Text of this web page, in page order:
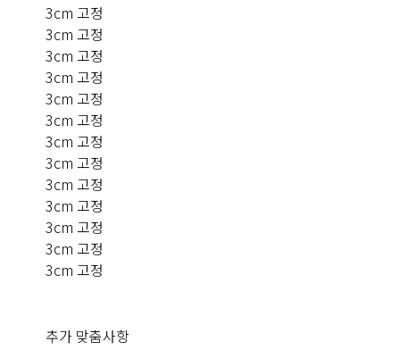
3cm 고정
3cm 고정
3cm 고정
3cm 고정
3cm 고정
3cm 고정
3cm 고정
3cm 고정
3cm 고정
3cm 고정
3cm 고정
3cm 고정
3cm 고정
추가 맞춤사항